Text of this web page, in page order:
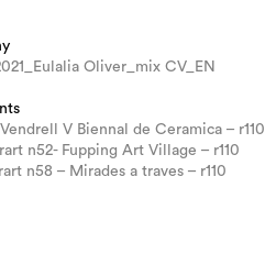
Oliver_mix CV_EN
V Biennal de Ceramica – r110
n52- Fupping Art Village – r110
n58 – Mirades a traves – r110